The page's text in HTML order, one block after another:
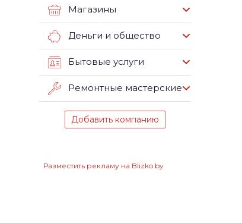
Магазины
Деньги и общество
Бытовые услуги
Ремонтные мастерские
Добавить компанию
Разместить рекламу на Blizko.by